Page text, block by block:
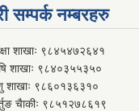
सम्पर्क नम्बरहरु
शाखाः ९८४५४७२६४१
९८४०३५५३५०
९८६०१३६३१०
९८५१२७८६१९